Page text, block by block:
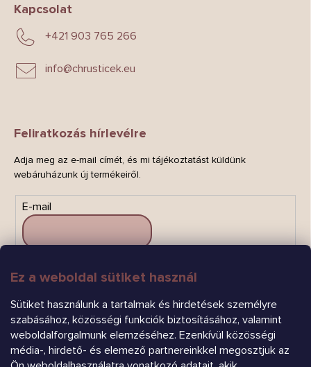
Ez a weboldal sütiket használ
Sütiket használunk a tartalmak és hirdetések személyre
szabásához, közösségi funkciók biztosításához, valamint
weboldalforgalmunk elemzéséhez. Ezenkívül közösségi
média-, hirdető- és elemező partnereinkkel megosztjuk az
Kapcsolat
info@chrusticek.eu
+421 903 765 266
Feliratkozás hírlevélre
Adja meg az e-mail címét, és mi tájékoztatást küldünk
webáruházunk új termékeiről.
E-mail
FELIRATKOZÁS